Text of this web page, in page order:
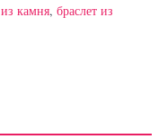
камня, браслет из